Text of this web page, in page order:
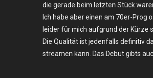
die gerade beim letzten Stück
Ich habe aber einen am 70er-Prog
leider für mich aufgrund der Kürze
Die Qualität ist jedenfalls definitiv
streamen kann. Das Debut gibts